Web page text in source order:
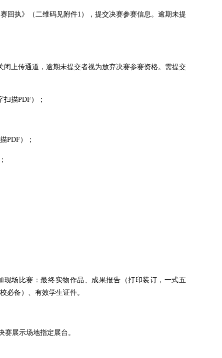
执》（二维码见附件1），提交决赛参赛信息。逾期未提
上传通道，逾期未提交者视为放弃决赛参赛资格。需提交
描PDF）；
PDF）；
场比赛：最终实物作品、成果报告（打印装订，一式五
必备）、有效学生证件。
展示场地指定展台。